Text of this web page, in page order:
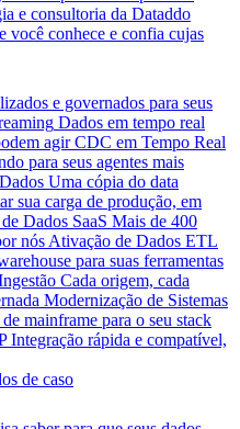
e consultoria da Dataddo
você conhece e confia cujas
e governados para seus
Dados em tempo real
agir CDC em Tempo Real
para seus agentes mais
Uma cópia do data
sua carga de produção, em
Dados SaaS Mais de 400
nós Ativação de Dados ETL
para suas ferramentas
Cada origem, cada
Modernização de Sistemas
mainframe para o seu stack
Integração rápida e compatível,
de caso